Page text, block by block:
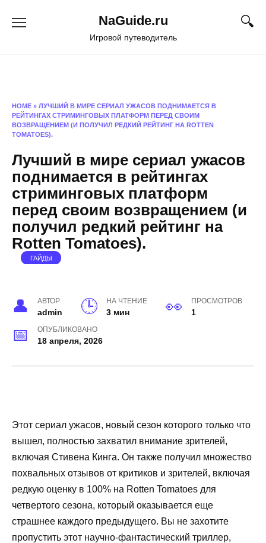
NaGuide.ru
Игровой путеводитель
HOME » ЛУЧШИЙ В МИРЕ СЕРИАЛ УЖАСОВ ПОДНИМАЕТСЯ В
РЕЙТИНГАХ СТРИМИНГОВЫХ ПЛАТФОРМ ПЕРЕД СВОИМ
ВОЗВРАЩЕНИЕМ (И ПОЛУЧИЛ РЕДКИЙ РЕЙТИНГ НА ROTTEN
TOMATOES).
Лучший в мире сериал ужасов
поднимается в рейтингах
стриминговых платформ
перед своим возвращением (и
получил редкий рейтинг на
Rotten Tomatoes).
ГАЙДЫ
АВТОР
admin
НА ЧТЕНИЕ
3 мин
ПРОСМОТРОВ
1
ОПУБЛИКОВАНО
18 апреля, 2026
Этот сериал ужасов, новый сезон которого только что
вышел, полностью захватил внимание зрителей,
включая Стивена Кинга. Он также получил множество
похвальных отзывов от критиков и зрителей, включая
редкую оценку в 100% на Rotten Tomatoes для
четвертого сезона, который оказывается еще
страшнее каждого предыдущего. Вы не захотите
пропустить этот научно-фантастический триллер,